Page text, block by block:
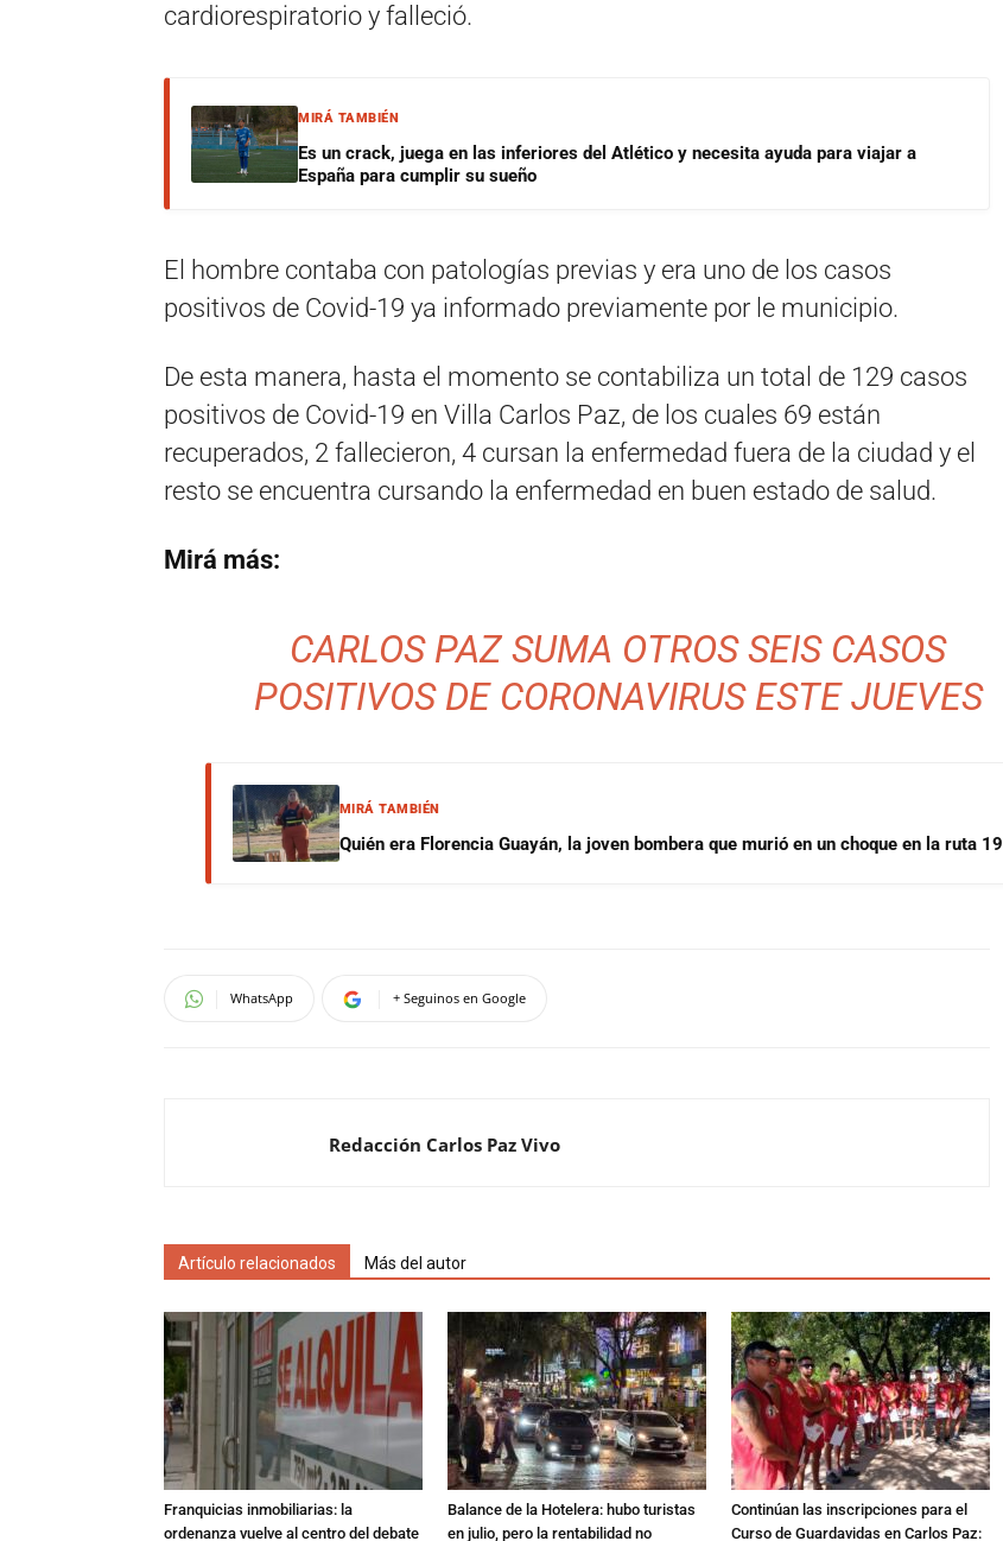
cardiorespiratorio y falleció.
MIRÁ TAMBIÉN
Es un crack, juega en las inferiores del Atlético y necesita ayuda para viajar a
España para cumplir su sueño
El hombre contaba con patologías previas y era uno de los casos
positivos de Covid-19 ya informado previamente por le municipio.
De esta manera, hasta el momento se contabiliza un total de 129 casos
positivos de Covid-19 en Villa Carlos Paz, de los cuales 69 están
recuperados, 2 fallecieron, 4 cursan la enfermedad fuera de la ciudad y el
resto se encuentra cursando la enfermedad en buen estado de salud.
Mirá más:
CARLOS PAZ SUMA OTROS SEIS CASOS
POSITIVOS DE CORONAVIRUS ESTE JUEVES
MIRÁ TAMBIÉN
Quién era Florencia Guayán, la joven bombera que murió en un choque en la ruta 19
WhatsApp + Seguinos en Google
Redacción Carlos Paz Vivo
Artículo relacionados Más del autor
Franquicias inmobiliarias: la
ordenanza vuelve al centro del debate
Balance de la Hotelera: hubo turistas
en julio, pero la rentabilidad no
Continúan las inscripciones para el
Curso de Guardavidas en Carlos Paz: